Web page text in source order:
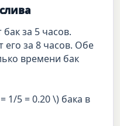
за 5 часов.
его за 8 часов. Обе
времени бак
1/5 = 0.20 \) бака в